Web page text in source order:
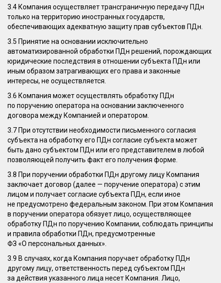
3.4 Компания осуществляет трансграничную передачу ПДн
только на территорию иностранных государств,
обеспечивающих адекватную защиту прав субъектов ПДн.
3.5 Принятие на основании исключительно
автоматизированной обработки ПДн решений, порождающих
юридические последствия в отношении субъекта ПДн или
иным образом затрагивающих его права и законные
интересы, не осуществляется.
3.6 Компания может осуществлять обработку ПДн
по поручению оператора на основании заключенного
договора между Компанией и оператором.
3.7 При отсутствии необходимости письменного согласия
субъекта на обработку его ПДн согласие субъекта может
быть дано субъектом ПДн или его представителем в любой
позволяющей получить факт его получения форме.
3.8 При поручении обработки ПДн другому лицу Компания
заключает договор (далее — поручение оператора) с этим
лицом и получает согласие субъекта ПДн, если иное
не предусмотрено федеральным законом. При этом Компания
в поручении оператора обязует лицо, осуществляющее
обработку ПДн по поручению Компании, соблюдать принципы
и правила обработки ПДн, предусмотренные
ФЗ «О персональных данных».
3.9 В случаях, когда Компания поручает обработку ПДн
другому лицу, ответственность перед субъектом ПДн
за действия указанного лица несет Компания. Лицо,